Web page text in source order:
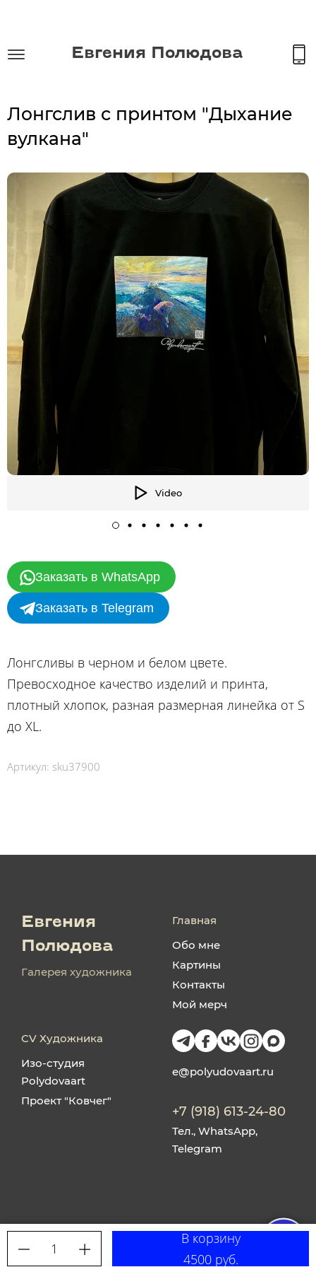
Евгения Полюдова
1
В корзину
4500 руб.
Лонгслив с принтом "Дыхание
вулкана"
Video
Заказать в WhatsApp
Заказать в Telegram
Лонгсливы в черном и белом цвете.
Превосходное качество изделий и принта,
плотный хлопок, разная размерная линейка от S
до XL.
Артикул: sku37900
Евгения
Полюдова
Галерея художника
Главная
Обо мне
Картины
Контакты
Мой мерч
CV Художника
Изо-студия
Polydovaart
Проект "Ковчег"
e@polyudovaart.ru
+7 (918) 613-24-80
Тел., WhatsApp,
Telegram
Bazium